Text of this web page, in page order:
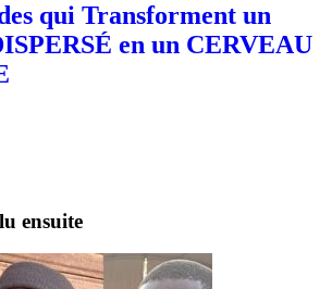
qui Transforment un
en un CERVEAU
ensuite